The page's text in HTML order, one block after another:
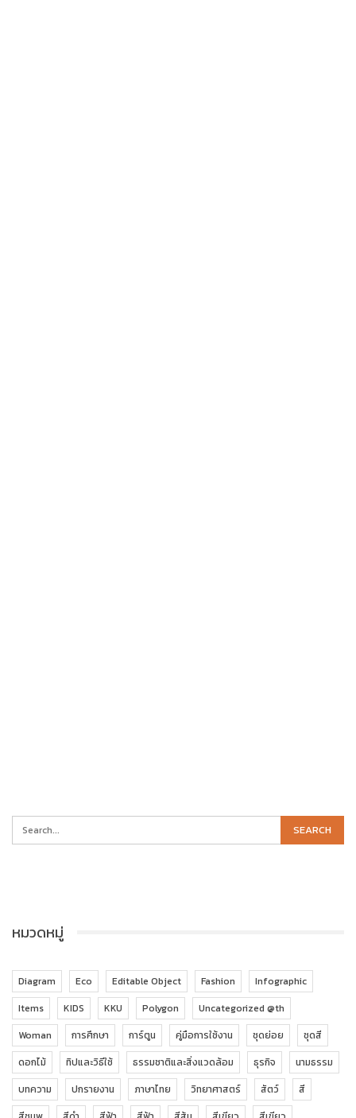
หมวดหมู่
Diagram Eco Editable Object Fashion
Infographic
Items
KIDS KKU Polygon
Uncategorized @th
Woman
การศึกษา การ์ตูน คู่มือการใช้งาน ชุดย่อย
ชุดสี
ดอกไม้
ทิปและวิธีใช้ ธรรมชาติและสิ่งแวดล้อม ธุรกิจ
นามธรรม
บทความ
ปกรายงาน ภาษาไทย วิทยาศาสตร์ สัตว์
สี